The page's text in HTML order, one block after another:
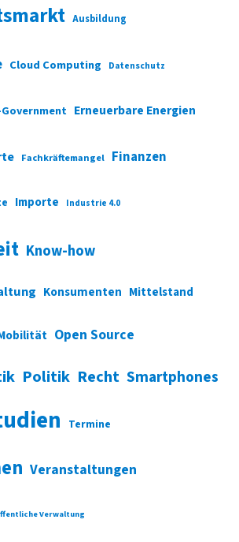
Ausbildung
Cloud Computing Datenschutz
Government Erneuerbare Energien
Fachkräftemangel Finanzen
Importe Industrie 4.0
Know-how
Konsumenten Mittelstand
Open Source
Politik Recht Smartphones
Termine
Veranstaltungen
Verwaltung